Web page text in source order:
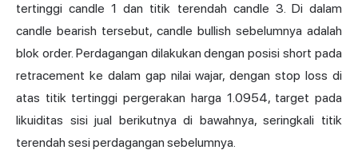
tertinggi candle 1 dan titik terendah candle 3. Di dalam
candle bearish tersebut, candle bullish sebelumnya adalah
blok order. Perdagangan dilakukan dengan posisi short pada
retracement ke dalam gap nilai wajar, dengan stop loss di
atas titik tertinggi pergerakan harga 1.0954, target pada
likuiditas sisi jual berikutnya di bawahnya, seringkali titik
terendah sesi perdagangan sebelumnya.